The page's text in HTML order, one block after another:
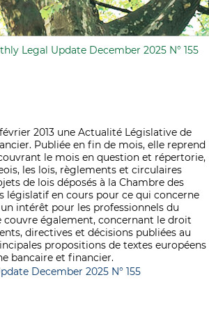
Legal Update December 2025 N° 155
2013 une Actualité Législative de
Publiée en fin de mois, elle reprend
le mois en question et répertorie,
les lois, règlements et circulaires
de lois déposés à la Chambre des
législatif en cours pour ce qui concerne
intérêt pour les professionnels du
couvre également, concernant le droit
directives et décisions publiées au
propositions de textes européens
bancaire et financier.
December 2025 N° 155